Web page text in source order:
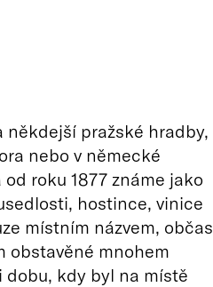
někdejší pražské hradby,
nebo v německé
roku 1877 známe jako
hostince, vinice
místním názvem, občas
obstavěné mnohem
dobu, kdy byl na místě